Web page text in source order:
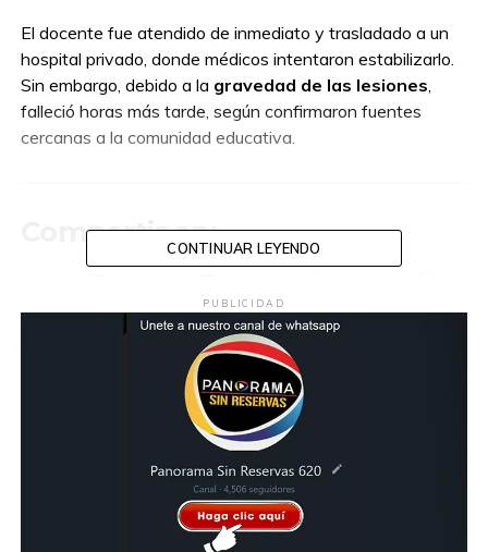
El docente fue atendido de inmediato y trasladado a un
hospital privado, donde médicos intentaron estabilizarlo.
Sin embargo, debido a la gravedad de las lesiones,
falleció horas más tarde, según confirmaron fuentes
cercanas a la comunidad educativa.
Compartir en:
TEMAS RELACIONADOS: ALUMNA
GUATEMALA
Video Mototaxi es embestida por vehículo en
San Antonio, Intibucá; cámaras captan el
CONTINUAR LEYENDO
PUBLICIDAD